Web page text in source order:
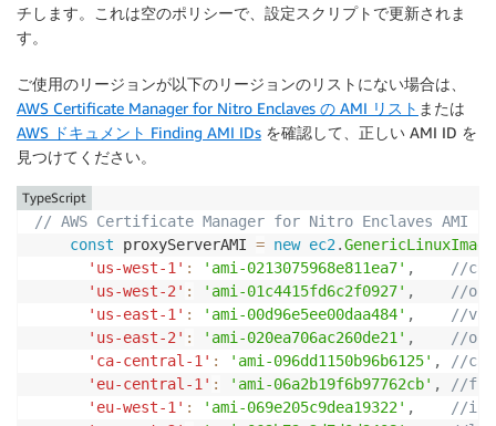
チします。これは空のポリシーで、設定スクリプトで更新されま
す。
ご使用のリージョンが以下のリージョンのリストにない場合は、
AWS Certificate Manager for Nitro Enclaves の AMI リスト または
AWS ドキュメント Finding AMI IDs を確認して、正しい AMI ID を
見つけてください。
// AWS Certificate Manager for Nitro Enclaves AMI
const proxyServerAMI = new ec2.GenericLinuxImage
'us-west-1' : 'ami-0213075968e811ea7' ,
//
'us-west-2' : 'ami-01c4415fd6c2f0927' ,
//
'us-east-1' : 'ami-00d96e5ee00daa484' ,
//
'us-east-2' : 'ami-020ea706ac260de21' ,
//
'ca-central-1' : 'ami-096dd1150b96b6125' ,
//
'eu-central-1' : 'ami-06a2b19f6b97762cb' ,
//
'eu-west-1' : 'ami-069e205c9dea19322' ,
//
TypeScript